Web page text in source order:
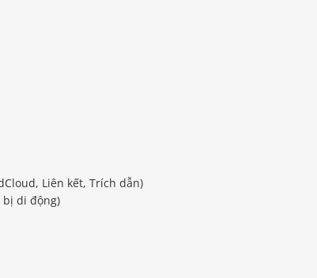
Liên kết, Trích dẫn)
bị di động)